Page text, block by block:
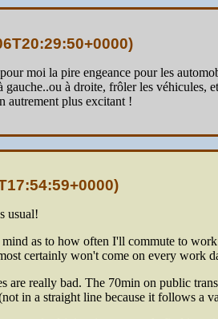
)
moi la pire engeance pour les
gauche..ou à droite, frôler les
autrement plus excitant !
)
usual!
as to how often I'll commute to
certainly won't come on every work
are really bad. The 70min on public
in a straight line because it follows a